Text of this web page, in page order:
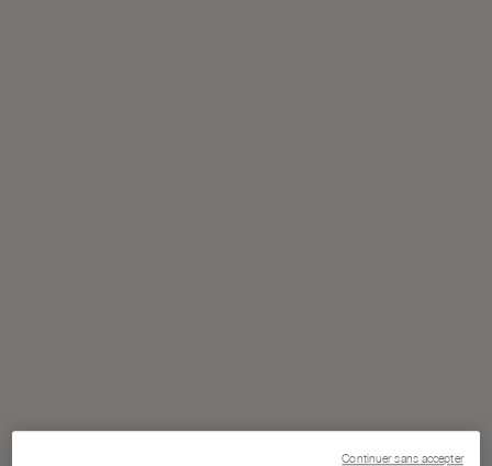
Continuer sans accepter